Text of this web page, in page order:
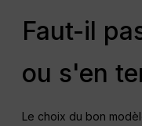
Faut-il
ou s'en
Le choix du bon